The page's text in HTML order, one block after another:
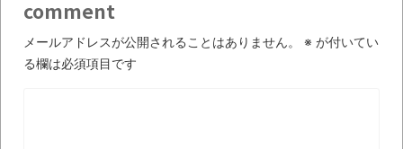
ナチスドイツは何故バルバロッサ作戦とか
いう無茶に踏み切ってしまったのか
ブログお引越しのお知らせ
comment
メールアドレスが公開されることはありません。 ※ が付いてい
る欄は必須項目です